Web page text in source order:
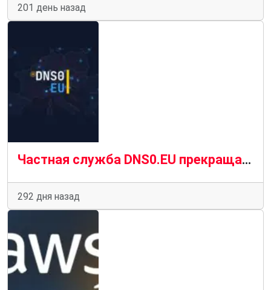
201 день назад
Частная служба DNS0.EU прекращает работу из-за проблем с экологичностью
292 дня назад